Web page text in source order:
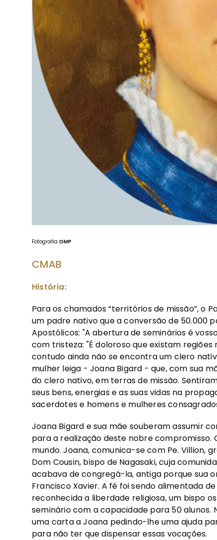
Fotografia OMP
CMAB
História:
Para os chamados “territórios de missão”, o
um padre nativo que a conversão de 50.000
Apostólicos: "A abertura de seminários é
com tristeza: "É doloroso que existam
contudo ainda não se encontra um clero
mulher leiga - Joana Bigard - que, com sua
do clero nativo, em terras de missão.
seus bens, energias e as suas vidas na
sacerdotes e homens e mulheres
Joana Bigard e sua mãe souberam assumir
para a realização deste nobre compromisso.
mundo. Joana, comunica-se com Pe. Villion,
Dom Cousin, bispo de Nagasaki, cuja
acabava de congregá-la, antiga porque sua
Francisco Xavier. A fé foi sendo alimentada
reconhecida a liberdade religiosa, um bispo
seminário com a capacidade para 50 alunos.
uma carta a Joana pedindo-lhe uma ajuda
para não ter que dispensar essas vocações.